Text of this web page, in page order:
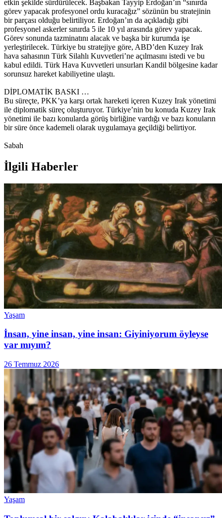
etkin şekilde sürdürülecek. Başbakan Tayyip Erdoğan’ın “sınırda
görev yapacak profesyonel ordu kuracağız” sözünün bu stratejinin
bir parçası olduğu belirtiliyor. Erdoğan’ın da açıkladığı gibi
profesyonel askerler sınırda 5 ile 10 yıl arasında görev yapacak.
Görev sonunda tazminatını alacak ve başka bir kurumda işe
yerleştirilecek. Türkiye bu stratejiye göre, ABD’den Kuzey Irak
hava sahasının Türk Silahlı Kuvvetleri’ne açılmasını istedi ve bu
kabul edildi. Türk Hava Kuvvetleri unsurları Kandil bölgesine kadar
sorunsuz hareket kabiliyetine ulaştı.
DİPLOMATİK BASKI …
Bu süreçte, PKK’ya karşı ortak hareketi içeren Kuzey Irak yönetimi
ile diplomatik süreç oluşturuyor. Türkiye’nin bu konuda Kuzey Irak
yönetimi ile bazı konularda görüş birliğine vardığı ve bazı konuların
bir süre önce kademeli olarak uygulamaya geçildiği belirtiyor.
Sabah
İlgili Haberler
Yaşam
İnsan, yine insan, yine insan: Giyiniyorum öyleyse
var mıyım?
26 Temmuz 2026
Yaşam